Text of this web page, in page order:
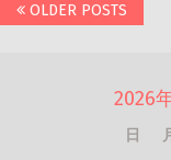
Posts
navigation
OLDER POSTS
2026
日